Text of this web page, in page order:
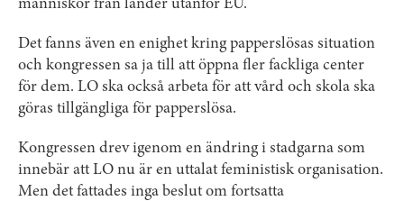
människor från länder utanför EU.
Det fanns även en enighet kring papperslösas situation
och kongressen sa ja till att öppna fler fackliga center
för dem. LO ska också arbeta för att vård och skola ska
göras tillgängliga för papperslösa.
Kongressen drev igenom en ändring i stadgarna som
innebär att LO nu är en uttalat feministisk organisation.
Men det fattades inga beslut om fortsatta